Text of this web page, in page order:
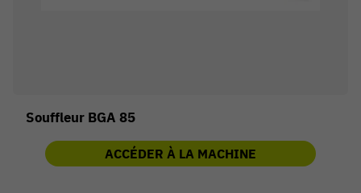
Souffleur BGA 85
ACCÉDER À LA MACHINE